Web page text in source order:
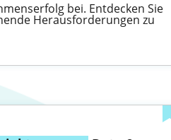
bei. Entdecken Sie
Herausforderungen zu